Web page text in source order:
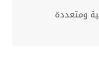
ومتعددة